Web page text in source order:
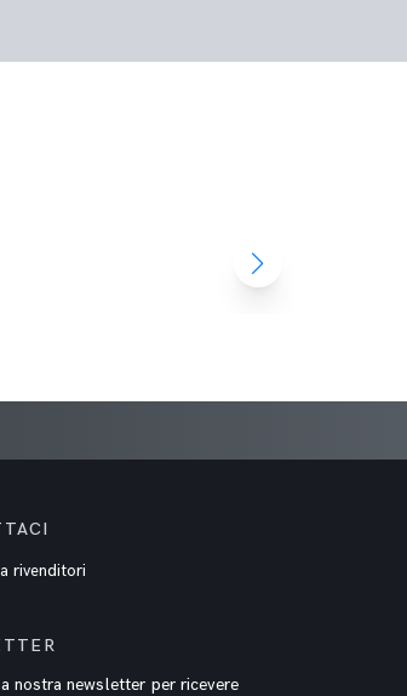
rivenditori
nostra newsletter per ricevere